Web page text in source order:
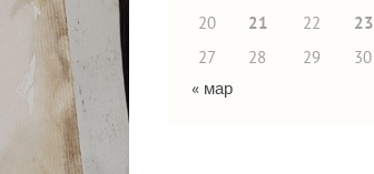
20
21 22 23
27
28 29
30
« мар